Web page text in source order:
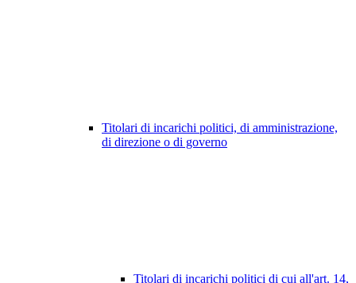
Titolari di incarichi politici, di amministrazione,
di direzione o di governo
Titolari di incarichi politici di cui all'art. 14,